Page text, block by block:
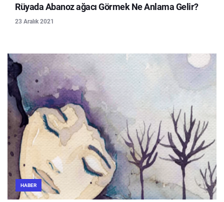
Rüyada Abanoz ağacı Görmek Ne Anlama Gelir?
23 Aralık 2021
HABER